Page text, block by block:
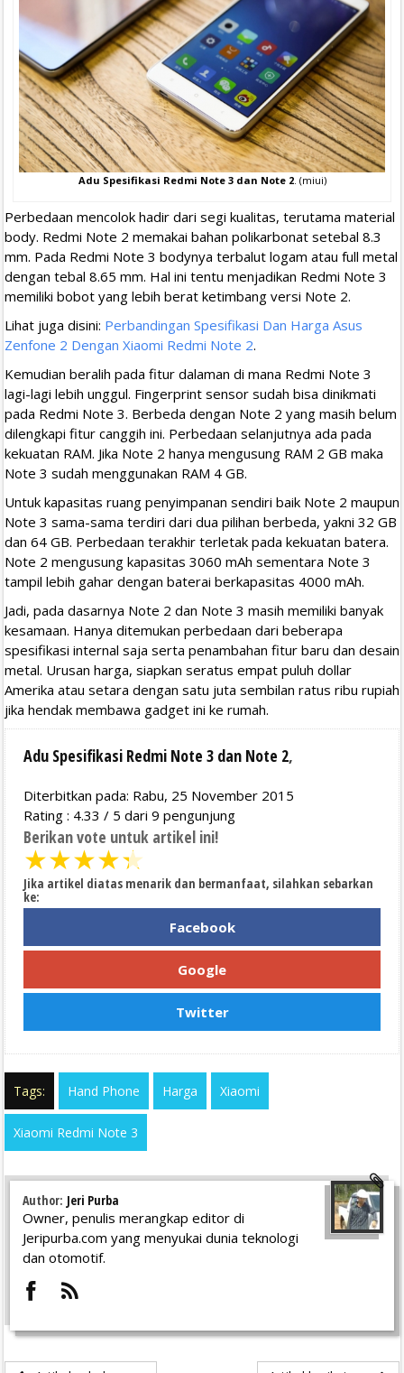
Adu Spesifikasi Redmi Note 3 dan Note 2. (miui)
Perbedaan mencolok hadir dari segi kualitas, terutama material
body. Redmi Note 2 memakai bahan polikarbonat setebal 8.3
mm. Pada Redmi Note 3 bodynya terbalut logam atau full metal
dengan tebal 8.65 mm. Hal ini tentu menjadikan Redmi Note 3
memiliki bobot yang lebih berat ketimbang versi Note 2.
Lihat juga disini: Perbandingan Spesifikasi Dan Harga Asus
Zenfone 2 Dengan Xiaomi Redmi Note 2.
Kemudian beralih pada fitur dalaman di mana Redmi Note 3
lagi-lagi lebih unggul. Fingerprint sensor sudah bisa dinikmati
pada Redmi Note 3. Berbeda dengan Note 2 yang masih belum
dilengkapi fitur canggih ini. Perbedaan selanjutnya ada pada
kekuatan RAM. Jika Note 2 hanya mengusung RAM 2 GB maka
Note 3 sudah menggunakan RAM 4 GB.
Untuk kapasitas ruang penyimpanan sendiri baik Note 2 maupun
Note 3 sama-sama terdiri dari dua pilihan berbeda, yakni 32 GB
dan 64 GB. Perbedaan terakhir terletak pada kekuatan batera.
Note 2 mengusung kapasitas 3060 mAh sementara Note 3
tampil lebih gahar dengan baterai berkapasitas 4000 mAh.
Jadi, pada dasarnya Note 2 dan Note 3 masih memiliki banyak
kesamaan. Hanya ditemukan perbedaan dari beberapa
spesifikasi internal saja serta penambahan fitur baru dan desain
metal. Urusan harga, siapkan seratus empat puluh dollar
Amerika atau setara dengan satu juta sembilan ratus ribu rupiah
jika hendak membawa gadget ini ke rumah.
Adu Spesifikasi Redmi Note 3 dan Note 2,
Diterbitkan pada: Rabu, 25 November 2015
Rating : 4.33 / 5 dari 9 pengunjung
Berikan vote untuk artikel ini!
★★★★★
Jika artikel diatas menarik dan bermanfaat, silahkan sebarkan
ke:
Facebook
Google
Twitter
Tags: Hand Phone Harga Xiaomi
Xiaomi Redmi Note 3
Author: Jeri Purba
Owner, penulis merangkap editor di
Jeripurba.com yang menyukai dunia teknologi
dan otomotif.